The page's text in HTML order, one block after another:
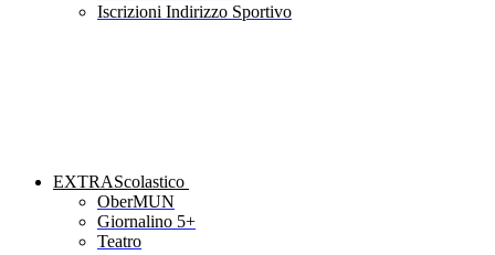
Iscrizioni Indirizzo Sportivo
EXTRAScolastico
OberMUN
Giornalino 5+
Teatro